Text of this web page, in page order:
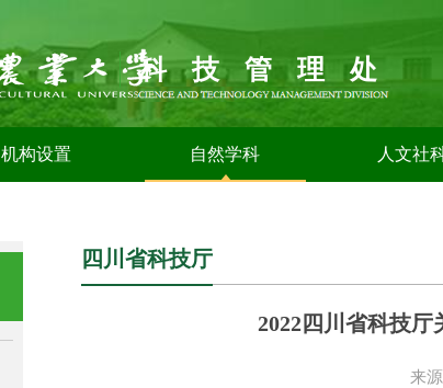
科技管理处
机构设置 自然学科 人文社
四川省科技厅
2022四川省科技
来